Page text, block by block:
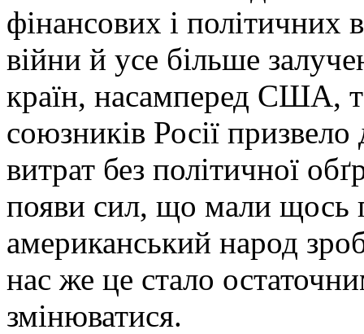
фінансових і політичних
війни й усе більше
країн, насамперед США,
союзників Росії
витрат без політичної
появи сил, що мали щось
американський народ
нас же це стало
змінюватися.